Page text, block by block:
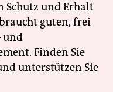
Schutz und Erhalt
guten, frei
und
Finden Sie
unterstützen Sie